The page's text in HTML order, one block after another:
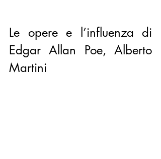
Le opere e l’influenza di
Edgar Allan Poe, Alberto
Martini